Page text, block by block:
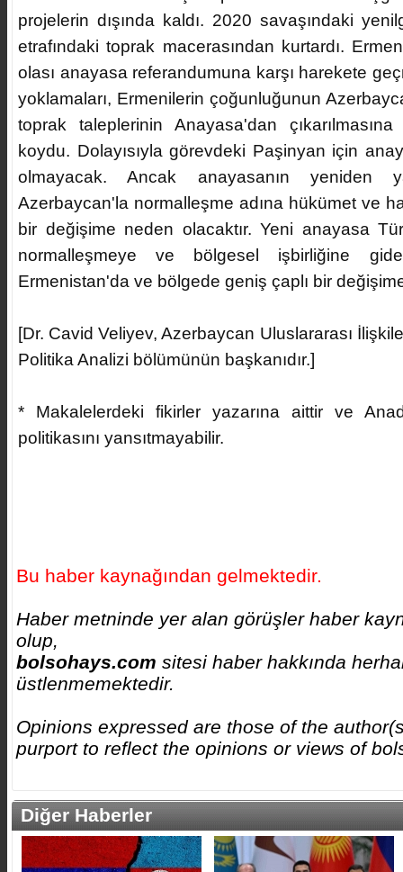
projelerin dışında kaldı. 2020 savaşındaki
etrafındaki toprak macerasından kurtardı.
olası anayasa referandumuna karşı harekete
yoklamaları, Ermenilerin çoğunluğunun
toprak taleplerinin Anayasa'dan
koydu. Dolayısıyla görevdeki Paşinyan için
olmayacak. Ancak anayasanın yeniden
Azerbaycan'la normalleşme adına hükümet ve
bir değişime neden olacaktır. Yeni anayasa
normalleşmeye ve bölgesel işbirliğine
Ermenistan'da ve bölgede geniş çaplı bir
[Dr. Cavid Veliyev, Azerbaycan Uluslararası
Politika Analizi bölümünün başkanıdır.]
* Makalelerdeki fikirler yazarına aittir ve
politikasını yansıtmayabilir.
Bu haber kaynağından gelmektedir.
Haber metninde yer alan görüşler haber
olup,
bolsohays.com sitesi haber hakkında
üstlenmemektedir.
Opinions expressed are those of the
purport to reflect the opinions or views of
Diğer Haberler